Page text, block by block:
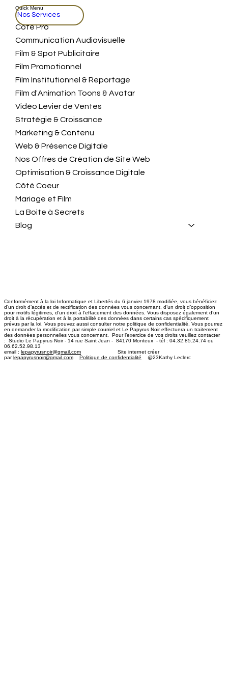
Quick Menu
Coté Pro
Communication Audiovisuelle
Film & Spot Publicitaire
Film Promotionnel
Film Institutionnel & Reportage
Film d'Animation Toons & Avatar
Vidéo Levier de Ventes
Stratégie & Croissance
Marketing & Contenu
Web & Présence Digitale
Nos Offres de Création de Site Web
Optimisation & Croissance Digitale
Côté Coeur
Mariage et Film
La Boite à Secrets
Blog
Nos Services
Conformément à la loi Informatique et Libertés du 6 janvier 1978 modifiée, vous bénéficiez
d’un droit d’accès et de rectification des données vous concernant, d’un droit d’opposition
pour motifs légitimes, d’un droit à l’effacement des données. Vous disposez également d’un
droit à la récupération et à la portabilité des données dans certains cas spécifiquement
prévus par la loi. Vous pouvez aussi consulter notre politique de confidentialité. Vous pourrez
en demander la modification par simple courriel et Le Papyrus Noir effectuera un traitement
des données personnelles vous concernant. Pour l’exercice de vos droits veuillez contacter
: Studio Le Papyrus Noir - 14 rue Saint Jean - 84170 Monteux - tél : 04.32.85.24.74 ou
06.62.52.98.13
email : lepapyrusnoir@gmail.com ​ Site internet créer
parlepapyrusnoir@gmail.com Politique de confidentialité @23Kathy Leclerc